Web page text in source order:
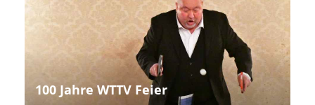
100 Jahre WTTV Feier